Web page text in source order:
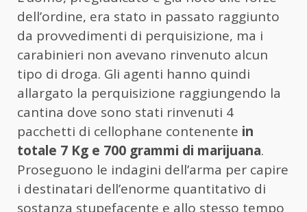
dell’ordine, era stato in passato raggiunto
da provvedimenti di perquisizione, ma i
carabinieri non avevano rinvenuto alcun
tipo di droga. Gli agenti hanno quindi
allargato la perquisizione raggiungendo la
cantina dove sono stati rinvenuti 4
pacchetti di cellophane contenente in
totale 7 Kg e 700 grammi di marijuana.
Proseguono le indagini dell’arma per capire
i destinatari dell’enorme quantitativo di
sostanza stupefacente e allo stesso tempo